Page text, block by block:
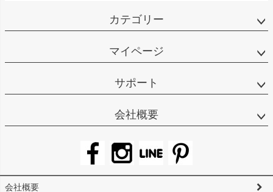
カテゴリー
マイページ
サポート
会社概要
会社概要